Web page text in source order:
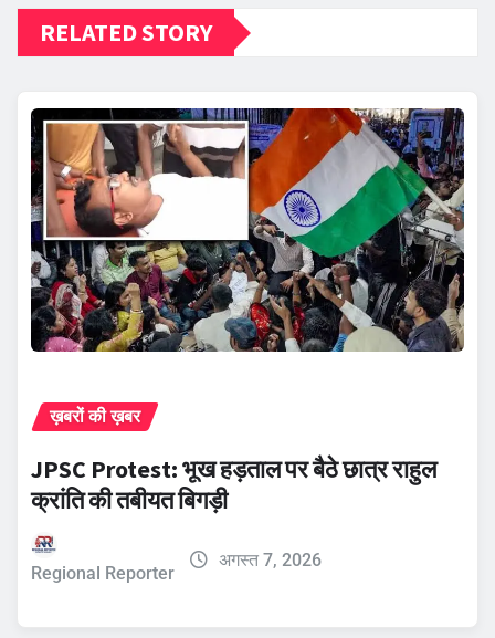
RELATED STORY
ख़बरों की ख़बर
JPSC Protest: भूख हड़ताल पर बैठे छात्र राहुल
क्रांति की तबीयत बिगड़ी
Regional Reporter
अगस्त 7, 2026